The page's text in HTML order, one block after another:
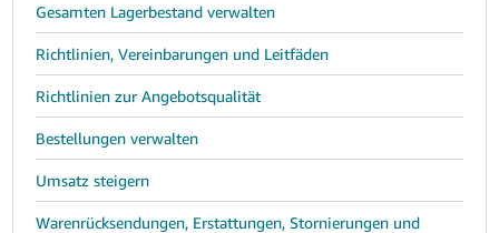
Gesamten Lagerbestand verwalten
Richtlinien, Vereinbarungen und Leitfäden
Richtlinien zur Angebotsqualität
Bestellungen verwalten
Umsatz steigern
Warenrücksendungen, Erstattungen, Stornierungen und